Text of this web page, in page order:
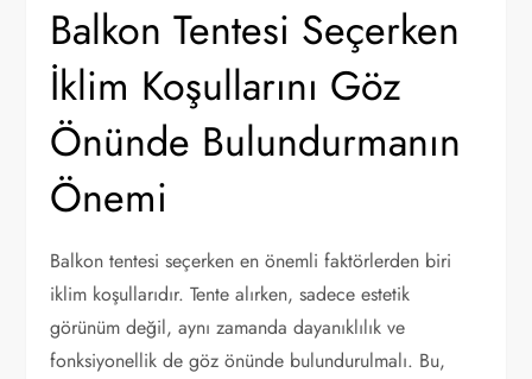
Balkon Tentesi Seçerken
İklim Koşullarını Göz
Önünde Bulundurmanın
Önemi
Balkon tentesi seçerken en önemli faktörlerden biri
iklim koşullarıdır. Tente alırken, sadece estetik
görünüm değil, aynı zamanda dayanıklılık ve
fonksiyonellik de göz önünde bulundurulmalı. Bu,